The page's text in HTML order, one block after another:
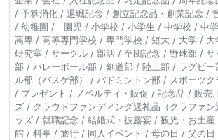
/ 予算消化 / 退職記念 / 創立記念品・創業記念 /
/ 幼稚園 / 園児 / 小学校 / 小学生 / 中学校 / 中
高専 / 高等専門学校 / 専門学校 / 短大 / 大学 /
研究室 / サークル / 部活 / 卒団記念 / 野球部 /
部 / バレーボール部 / 剣道部 / 陸上部 / ラグビー
ル部（バスケ部） / バドミントン部 / スポーツ
/ プレゼント / ノベルティ・販促 / 記念品 / 販売
ズ / クラウドファンディング返礼品（クラファ
ッズ / 就職記念 / 結婚式・披露宴 / 観光・お土
館 / 料亭 / 旅行 / 同人イベント / 母の日 / 父の日